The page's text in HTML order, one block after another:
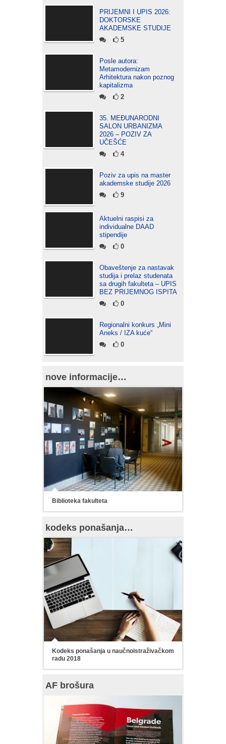
PRIJEMNI I UPIS 2026:
DOKTORSKE
AKADEMSKE STUDIJE
5
Posle autora:
Metamodernizam
Arhitektura nakon poznog
kapitalizma
2
35. MEĐUNARODNI
SALON URBANIZMA
2026 – POZIV ZA
UČEŠĆE
4
Poziv za upis na master
akademske studije 2026
9
Aktuelni raspisi za
individualne DAAD
stipendije
0
Obaveštenje za nastavak
studija i prelaz studenata
sa drugih fakulteta – UPIS
BEZ PRIJEMNOG ISPITA
0
Regionalni konkurs „Mini
Aneks / IZA kuće“
0
nove informacije…
Biblioteka fakulteta
kodeks ponašanja…
Kodeks ponašanja u naučnoistraživačkom
radu 2018
AF brošura